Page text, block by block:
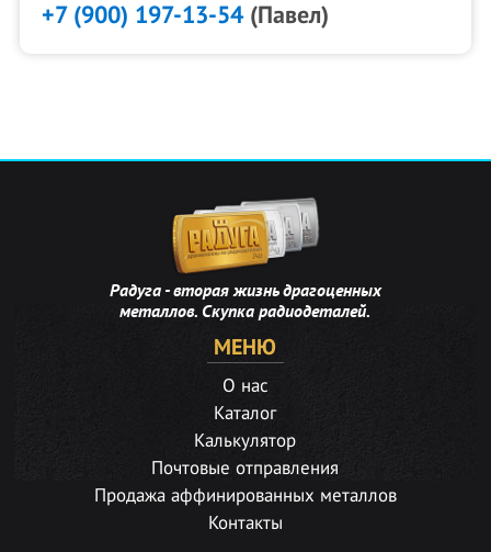
+7 (900) 197-13-54(Павел)
Радуга - вторая жизнь драгоценных
металлов. Скупка радиодеталей.
МЕНЮ
О нас
Каталог
Калькулятор
Почтовые отправления
Продажа аффинированных металлов
Контакты